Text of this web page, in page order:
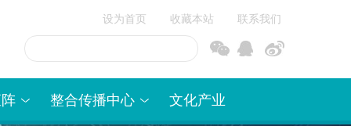
设为首页 收藏本站 联系我们
整合传播中心 文化产业